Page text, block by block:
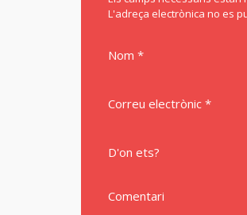
L'adreça electrònica no es
Nom *
Correu electrònic *
D'on ets?
Comentari